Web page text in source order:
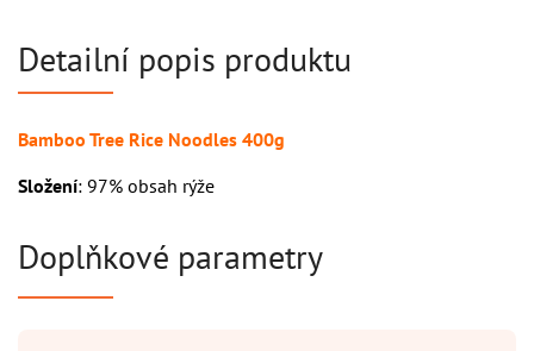
Detailní popis produktu
Bamboo Tree Rice Noodles 400g
Složení: 97% obsah rýže
Doplňkové parametry